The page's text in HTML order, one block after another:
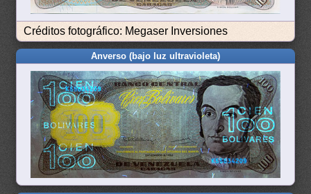
Créditos fotográfico: Megaser Inversiones
Anverso (bajo luz ultravioleta)